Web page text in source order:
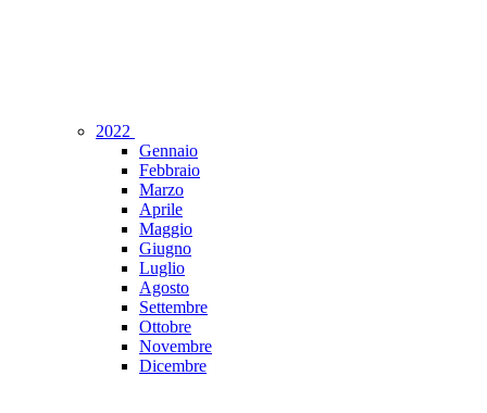
2022
Gennaio
Febbraio
Marzo
Aprile
Maggio
Giugno
Luglio
Agosto
Settembre
Ottobre
Novembre
Dicembre